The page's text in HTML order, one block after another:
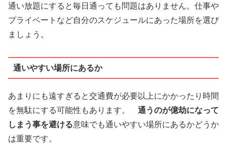
通い放題にすると毎日通っても問題はありません。仕事や
プライベートなど自分のスケジュールにあった場所を選び
ましょう。
通いやすい場所にあるか
あまりにも遠すぎると交通費が必要以上にかかったり時間
を無駄にする可能性もあります。 通うのが億劫になって
しまう事を避ける意味でも通いやすい場所にあるかどうか
は重要です。